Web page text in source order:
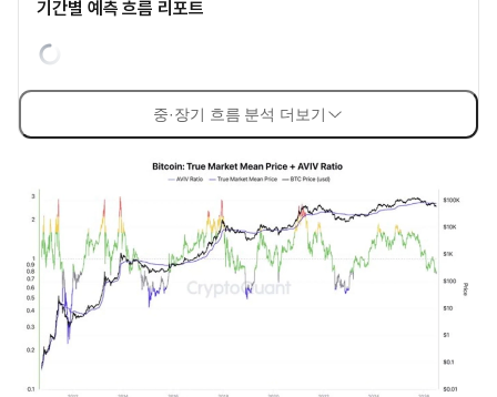
기간별 예측 흐름 리포트
중·장기 흐름 분석 더보기